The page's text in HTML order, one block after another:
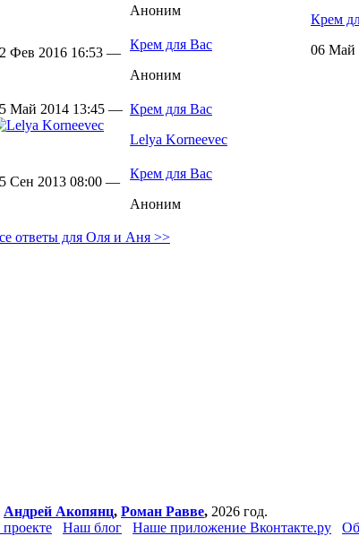
Аноним
Фев 2016 16:53 —
Крем для Вас
Аноним
Май 2014 13:45 — Крем для Вас
Lelya Korneevec
Сен 2013 08:00 —
Крем для Вас
Аноним
ответы для Оля и Аня >>
Крем
06 Май
Андрей Акопянц, Роман Равве, 2026 год.
Наш блог Наше приложение Вконтакте.ру